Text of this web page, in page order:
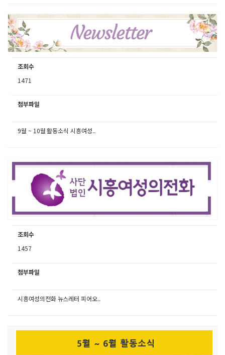
조회수
1471
첨부파일
9월 ~ 10월 활동소식 시흥여성..
조회수
1457
첨부파일
시흥여성의전화 뉴스레터 피어오..